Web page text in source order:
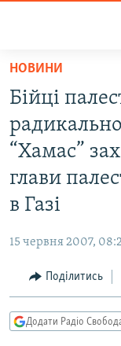
Перейти
основного
матеріалу
Перейти
основної
навігації
до
ВСЕ ЗА ДОБУ
СТАТТІ
ЕКОНОМІКА
СПОРТ
УКРАЇНА
РОСІЙСЬКА
КРИМ.РЕАЛІЇ
ТИ ЯК?
СХЕМИ
НОВИНИ
Бійці
“Хамас”
глави
в Газі
15 червня 2007,
Поділитись
Додати Радіо